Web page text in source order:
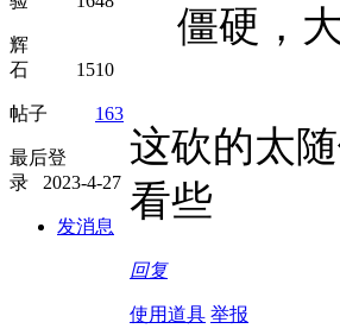
辉
石 1510
帖子 163
最后登
录 2023-4-27
发消息
僵硬，
这砍的太
看些
回复
使用道具 举报